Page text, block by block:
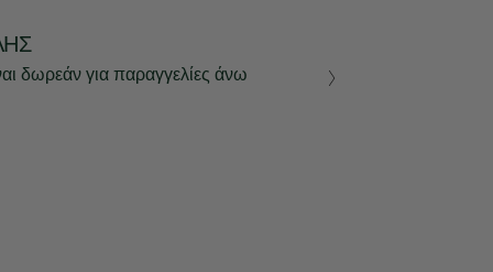
δωρεάν για παραγγελίες άνω